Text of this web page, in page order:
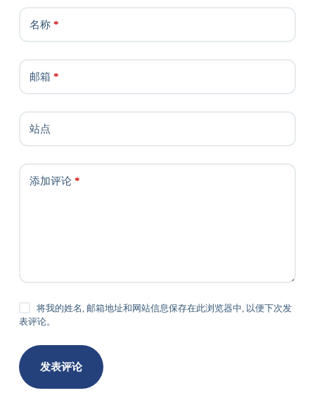
名称*
邮箱 *
站点
添加评论*
将我的姓名, 邮箱地址和网站信息保存在此浏览器中, 以便下次发
表评论。
发表评论